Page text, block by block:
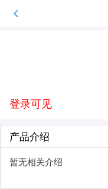
登录可见
产品介绍
暂无相关介绍